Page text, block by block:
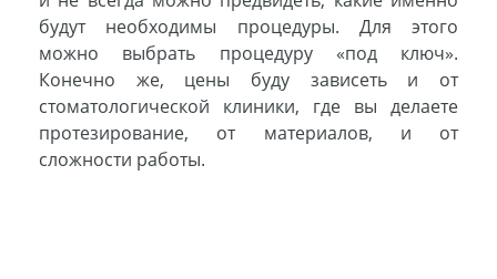
будут необходимы процедуры. Для этого
можно выбрать процедуру «под ключ».
Конечно же, цены буду зависеть и от
стоматологической клиники, где вы делаете
протезирование, от материалов, и от
сложности работы.